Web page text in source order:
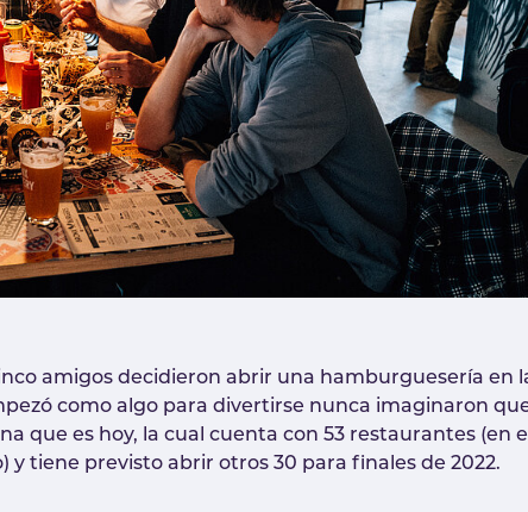
amigos decidieron abrir una hamburguesería en
como algo para divertirse nunca imaginaron
que es hoy, la cual cuenta con 53 restaurantes (en
tiene previsto abrir otros 30 para finales de 2022.